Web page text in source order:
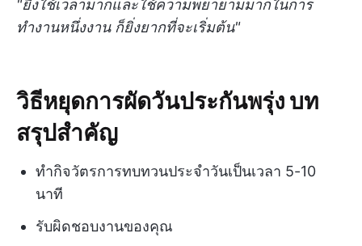
"ยิ่งใช้เวลามากและใช้ความพยายามมากในการ
ทำงานหนึ่งงาน ก็ยิ่งยากที่จะเริ่มต้น"
วิธีหยุดการผัดวันประกันพรุ่ง บท
สรุปสำคัญ
ทำกิจวัตรการทบทวนประจำวันเป็นเวลา 5-10
นาที
รับผิดชอบงานของคุณ